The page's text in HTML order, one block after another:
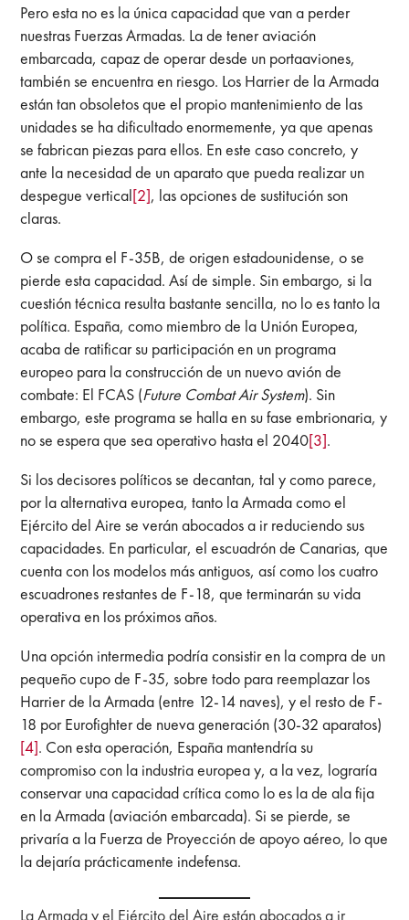
Pero esta no es la única capacidad que van a perder
nuestras Fuerzas Armadas. La de tener aviación
embarcada, capaz de operar desde un portaaviones,
también se encuentra en riesgo. Los Harrier de la Armada
están tan obsoletos que el propio mantenimiento de las
unidades se ha dificultado enormemente, ya que apenas
se fabrican piezas para ellos. En este caso concreto, y
ante la necesidad de un aparato que pueda realizar un
despegue vertical[2], las opciones de sustitución son
claras.
O se compra el F-35B, de origen estadounidense, o se
pierde esta capacidad. Así de simple. Sin embargo, si la
cuestión técnica resulta bastante sencilla, no lo es tanto la
política. España, como miembro de la Unión Europea,
acaba de ratificar su participación en un programa
europeo para la construcción de un nuevo avión de
combate: El FCAS (Future Combat Air System). Sin
embargo, este programa se halla en su fase embrionaria, y
no se espera que sea operativo hasta el 2040[3].
Si los decisores políticos se decantan, tal y como parece,
por la alternativa europea, tanto la Armada como el
Ejército del Aire se verán abocados a ir reduciendo sus
capacidades. En particular, el escuadrón de Canarias, que
cuenta con los modelos más antiguos, así como los cuatro
escuadrones restantes de F-18, que terminarán su vida
operativa en los próximos años.
Una opción intermedia podría consistir en la compra de un
pequeño cupo de F-35, sobre todo para reemplazar los
Harrier de la Armada (entre 12-14 naves), y el resto de F-
18 por Eurofighter de nueva generación (30-32 aparatos)
[4]. Con esta operación, España mantendría su
compromiso con la industria europea y, a la vez, lograría
conservar una capacidad crítica como lo es la de ala fija
en la Armada (aviación embarcada). Si se pierde, se
privaría a la Fuerza de Proyección de apoyo aéreo, lo que
la dejaría prácticamente indefensa.
La Armada y el Ejército del Aire están abocados a ir